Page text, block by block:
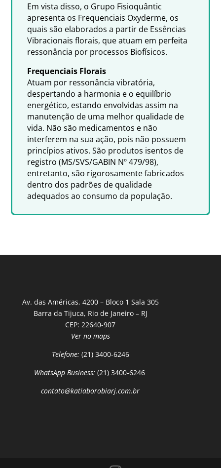
Em vista disso, o Grupo Fisioquântic
apresenta os Frequenciais Oxyderme, os
quais são elaborados a partir de Essências
Vibracionais florais, que atuam em perfeita
ressonância por processos Biofísicos.
Frequenciais Florais
Atuam por ressonância vibratória,
despertando a harmonia e o equilíbrio
energético, estando envolvidas assim na
manutenção de uma melhor qualidade de
vida. Não são medicamentos e não
interferem na sua ação, pois não possuem
princípios ativos. São produtos isentos de
registro (MS/SVS/GABIN Nº 479/98),
entretanto, são rigorosamente fabricados
dentro dos padrões de qualidade
adequados ao consumo da população.
Av. das Américas, 4200 – Bloco 1 Sala 305
Barra da Tijuca, Rio de Janeiro – RJ
CEP: 22640-907
Ver no maps
Telefone: (21) 3400-6246
WhatsApp Business: (21) 3400-6246
contato@katiaborobiarj.com.br